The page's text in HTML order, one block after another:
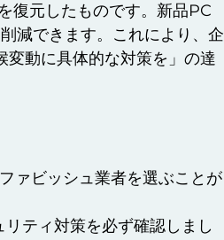
復元したものです。新品PC
減できます。これにより、企
変動に具体的な対策を」の達
ァビッシュ業者を選ぶことが
ティ対策を必ず確認しまし